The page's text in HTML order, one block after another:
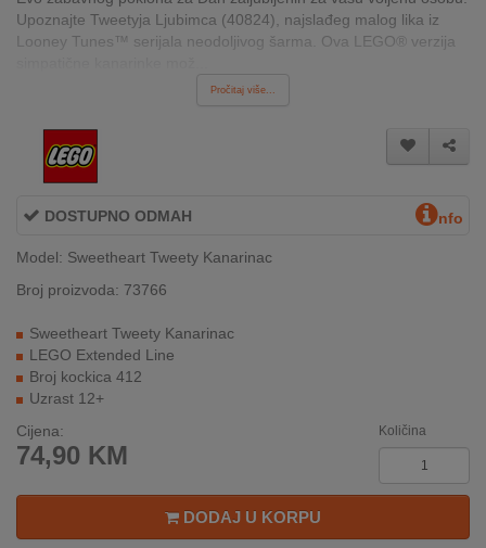
KONTAKT
REKLAMACIJA
SERVIS
O
KATALOZI
KAKO
KUPITI?
KUPOVINA
IZ
INOSTRANSTVA
OZNAKE
Upoznajte Tweetyja Ljubimca (40824), najslađeg malog lika iz
Looney Tunes™ serijala neodoljivog šarma. Ova LEGO® verzija
Pročitaj više...
DOSTUPNO ODMAH nfo
Model: Sweetheart Tweety Kanarinac
Broj proizvoda: 73766
Sweetheart Tweety Kanarinac
LEGO Extended Line
Broj kockica 412
Uzrast 12+
Cijena:
74,90 KM
Količina
DODAJ U KORPU